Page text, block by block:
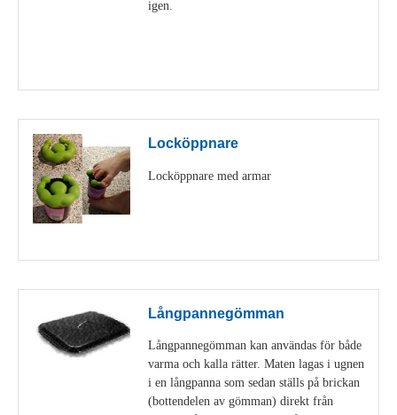
igen.
Locköppnare
Locköppnare med armar
Långpannegömman
Långpannegömman kan användas för både
varma och kalla rätter. Maten lagas i ugnen
i en långpanna som sedan ställs på brickan
(bottendelen av gömman) direkt från